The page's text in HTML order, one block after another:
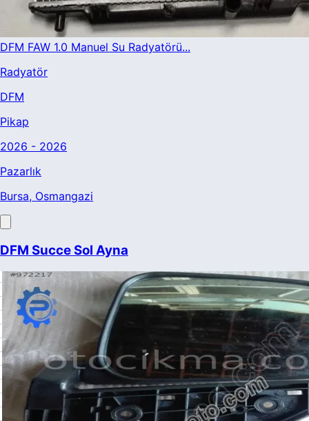
DFM FAW 1.0 Manuel Su Radyatörü...
Radyatör
DFM
Pikap
2026 - 2026
Pazarlık
Bursa, Osmangazi
DFM Succe Sol Ayna